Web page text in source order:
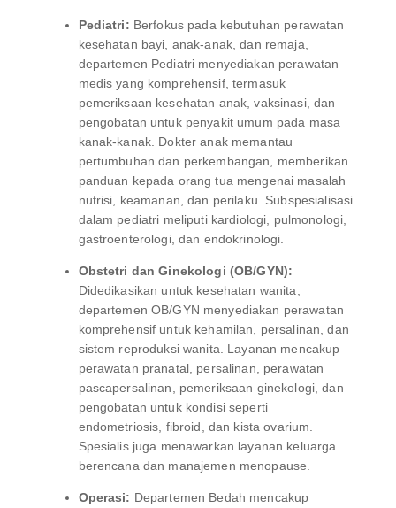
Pediatri: Berfokus pada kebutuhan perawatan
kesehatan bayi, anak-anak, dan remaja,
departemen Pediatri menyediakan perawatan
medis yang komprehensif, termasuk
pemeriksaan kesehatan anak, vaksinasi, dan
pengobatan untuk penyakit umum pada masa
kanak-kanak. Dokter anak memantau
pertumbuhan dan perkembangan, memberikan
panduan kepada orang tua mengenai masalah
nutrisi, keamanan, dan perilaku. Subspesialisasi
dalam pediatri meliputi kardiologi, pulmonologi,
gastroenterologi, dan endokrinologi.
Obstetri dan Ginekologi (OB/GYN):
Didedikasikan untuk kesehatan wanita,
departemen OB/GYN menyediakan perawatan
komprehensif untuk kehamilan, persalinan, dan
sistem reproduksi wanita. Layanan mencakup
perawatan pranatal, persalinan, perawatan
pascapersalinan, pemeriksaan ginekologi, dan
pengobatan untuk kondisi seperti
endometriosis, fibroid, dan kista ovarium.
Spesialis juga menawarkan layanan keluarga
berencana dan manajemen menopause.
Operasi: Departemen Bedah mencakup